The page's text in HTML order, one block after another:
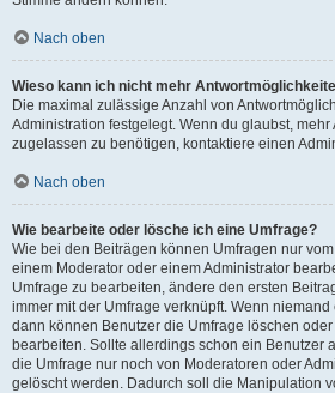
Nach oben
Wieso kann ich nicht mehr
Die maximal zulässige Anzahl von
Administration festgelegt. Wenn du glaubst,
zugelassen zu benötigen, kontaktiere einen
Nach oben
Wie bearbeite oder lösche ich eine Umfrage?
Wie bei den Beiträgen können Umfragen nur
einem Moderator oder einem Administrator
Umfrage zu bearbeiten, ändere den ersten
immer mit der Umfrage verknüpft. Wenn
dann können Benutzer die Umfrage löschen
bearbeiten. Sollte allerdings schon ein Benutzer
die Umfrage nur noch von Moderatoren oder
gelöscht werden. Dadurch soll die Manipulation